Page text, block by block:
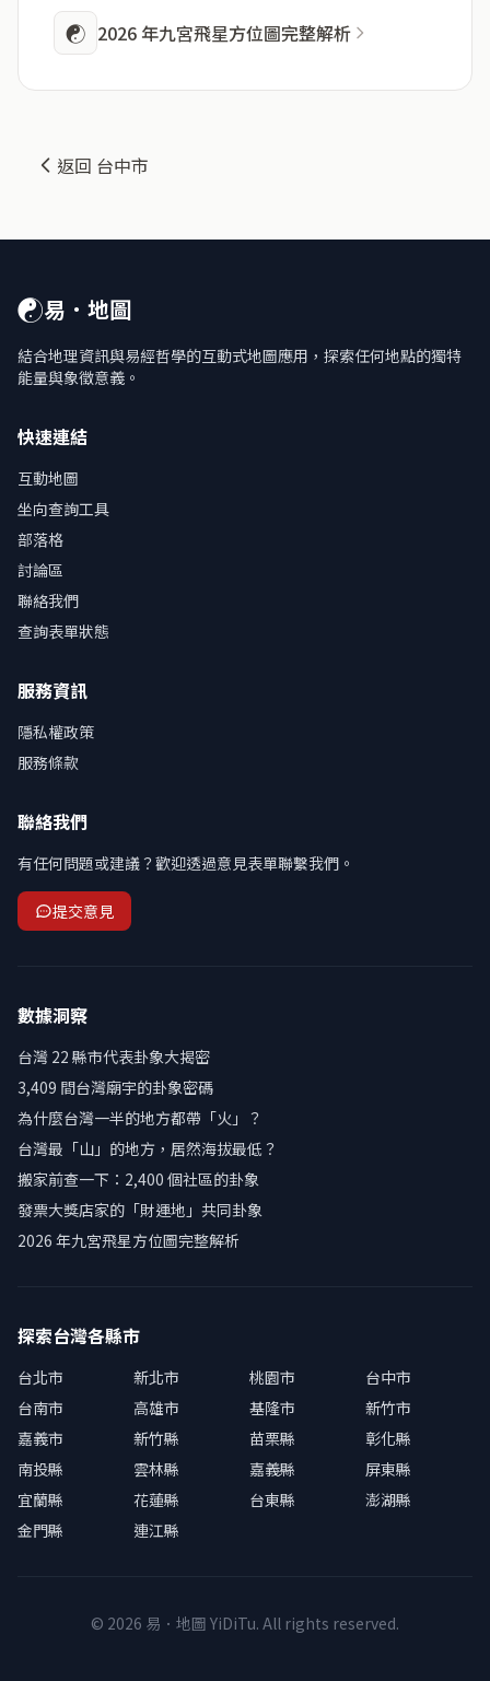
☯ 2026 年九宮飛星方位圖完整解析
返回 台中市
☯易．地圖
結合地理資訊與易經哲學的互動式地圖應用，探索任何地點的獨特
能量與象徵意義。
快速連結
互動地圖
坐向查詢工具
部落格
討論區
聯絡我們
查詢表單狀態
服務資訊
隱私權政策
服務條款
聯絡我們
有任何問題或建議？歡迎透過意見表單聯繫我們。
提交意見
數據洞察
台灣 22 縣市代表卦象大揭密
3,409 間台灣廟宇的卦象密碼
為什麼台灣一半的地方都帶「火」？
台灣最「山」的地方，居然海拔最低？
搬家前查一下：2,400 個社區的卦象
發票大獎店家的「財運地」共同卦象
2026 年九宮飛星方位圖完整解析
探索台灣各縣市
台北市 新北市 桃園市
台中市
台南市
高雄市 基隆市
新竹市
嘉義市
新竹縣 苗栗縣
彰化縣
南投縣
雲林縣 嘉義縣
屏東縣
宜蘭縣
花蓮縣 台東縣
澎湖縣
金門縣
連江縣
© 2026 易．地圖 YiDiTu. All rights reserved.